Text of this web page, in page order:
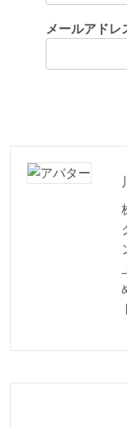
メールアド